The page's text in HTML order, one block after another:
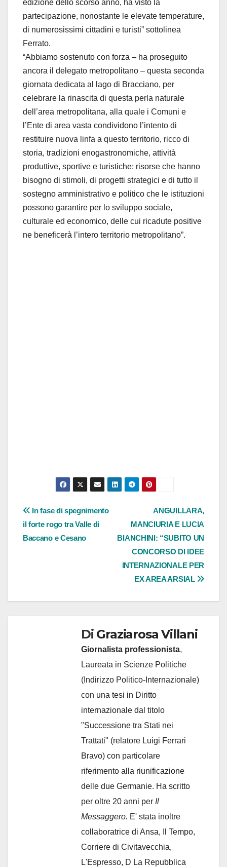
edizione dello scorso anno, ha visto la
partecipazione, nonostante le elevate temperature,
di numerosissimi cittadini e turisti” sottolinea
Ferrato.
“Abbiamo sostenuto con forza – ha proseguito
ancora il delegato metropolitano – questa seconda
giornata dedicata al lago di Bracciano, per
celebrare la rinascita di questa perla naturale
dell’area metropolitana, alla quale i Comuni e
l’Ente di area vasta condividono l’intento di
restituire nuova linfa a questo territorio, ricco di
storia, tradizioni enogastronomiche, attività
produttive, sportive e turistiche: risorse che hanno
bisogno di stimoli, di progetti strategici e di tutto il
sostegno amministrativo e politico che le istituzioni
possono garantire per lo sviluppo sociale,
culturale ed economico, delle cui ricadute positive
ne beneficerà l’intero territorio metropolitano”.
Navigazione
articoli
ANGUILLARA,
MANCIURIA E LUCIA
BIANCHINI: “SUBITO UN
CONCORSO DI IDEE
INTERNAZIONALE PER
EX AREA ARSIAL
In fase di spegnimento
il forte rogo tra Valle di
Baccano e Cesano
Di Graziarosa Villani
Giornalista professionista,
Laureata in Scienze Politiche
(Indirizzo Politico-Internazionale)
con una tesi in Diritto
internazionale dal titolo
"Successione tra Stati nei
Trattati" (relatore Luigi Ferrari
Bravo) con particolare
riferimento alla riunificazione
delle due Germanie. Ha scritto
per oltre 20 anni per Il
Messaggero. E' stata inoltre
collaboratrice di Ansa, Il Tempo,
Corriere di Civitavecchia,
L'Espresso, D La Repubblica